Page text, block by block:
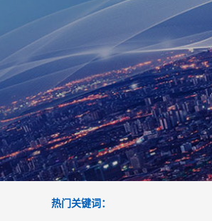
热门关键词：